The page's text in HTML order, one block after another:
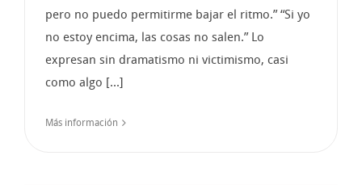
pero no puedo permitirme bajar el ritmo.” “Si yo
no estoy encima, las cosas no salen.” Lo
expresan sin dramatismo ni victimismo, casi
como algo [...]
Más información